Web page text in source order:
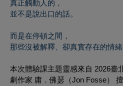
真正觸動人的，
並不是說出口的話。
而是在停頓之間，
那些沒被解釋、卻真實存在的情緒
本次體驗課主題靈感來自 2026臺
劇作家 庸．佛瑟（Jon Fosse）